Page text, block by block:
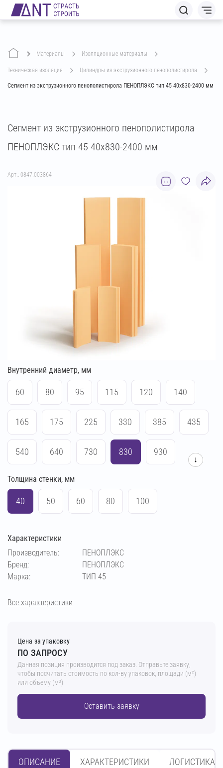
Материалы изоляционные материалы
техническая изоляция цилиндры из экструзионного пенополистирола
Сегмент из экструзионного пенополистирола ПЕНОПЛЭКС тип 45 40х830-2400 мм
Сегмент из экструзионного пенополистирола
ПЕНОПЛЭКС тип 45 40х830-2400 мм
Арт.: 0847.003864
Внутренний диаметр, мм
60 80 95 115 120 140
165 175 225 330 385 435
540 640 730 830 930
1030 1230
↓
Толщина стенки, мм
40 50 60 80 100
Характеристики
Производитель:
ПЕНОПЛЭКС
Бренд:
ПЕНОПЛЭКС
Марка:
ТИП 45
Все характеристики
Цена за упаковку
ПО ЗАПРОСУ
Данная позиция производится под заказ. Отправьте заявку,
чтобы посчитать стоимость по кол-ву упаковок, площади (м²)
или объему (м³)
Оставить заявку
ОПИСАНИЕ ХАРАКТЕРИСТИКИ ЛОГИСТИКА